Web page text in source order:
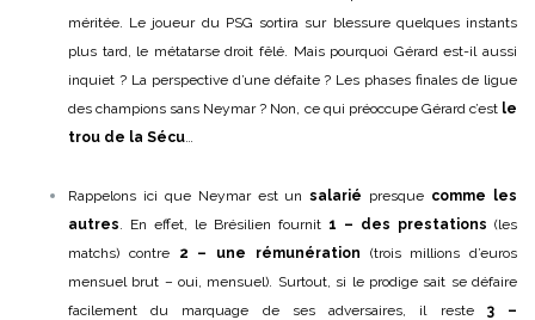
méritée. Le joueur du PSG sortira sur blessure quelques instants
plus tard, le métatarse droit fêlé. Mais pourquoi Gérard est-il aussi
inquiet ? La perspective d’une défaite ? Les phases finales de ligue
des champions sans Neymar ? Non, ce qui préoccupe Gérard c’est le
trou de la Sécu
Rappelons ici que Neymar est unsalarié presque comme les
autres . En effet, le Brésilien fournit 1 – des prestations (les
matchs) contre
2 – une rémunération (trois millions d’euros
mensuel brut – oui, mensuel). Surtout, si le prodige sait se défaire
facilement du marquage de ses adversaires, il reste 3 –